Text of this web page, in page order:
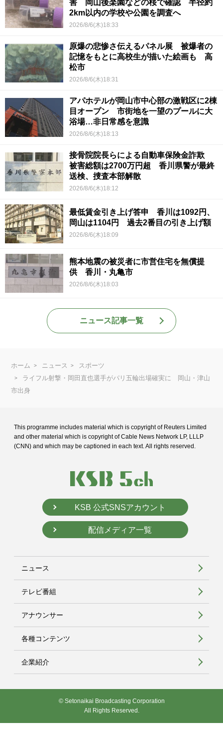
害 岡山後楽園などの桜で確認 半径約
2km以内の学校や公園を調査へ
2026/8/6(木)18:33
原爆の悲惨さ伝えるパネル展 被爆者の
記憶をもとに高校生が描いた絵画も 高
松市
2026/8/6(木)18:31
アパホテルが岡山市中心部の激戦区に2棟
目オープン 市街地を一望のプールに大
浴場…非日常感を意識
2026/8/6(木)18:13
接骨院院長らによる自動車保険金詐欺
被害総額は2700万円超 香川県警が最終
送検、捜査本部解散
2026/8/6(木)18:12
最低賃金引き上げ答申 香川は1092円、
岡山は1104円 過去2番目の引き上げ額
2026/8/6(木)18:09
熊本地震の被災者に市営住宅を無償提
供 香川・丸亀市
2026/8/6(木)18:03
ニュース記事一覧
ホーム ニュース
スポーツ
ライフル射撃・岡田直也選手がパリ五輪出場確実に 岡山・津山
市出身
This programme includes material which is copyright of Reuters Limited
and other material which is copyright of Cable News Network LP, LLLP
(CNN) and which may be captioned in each text. All rights reserved.
KSB 公式SNSアカウント
配信メディア一覧
ニュース
テレビ番組
アナウンサー
各種コンテンツ
企業紹介
© Setonaikai Broadcasting Corporation
All Rights Reserved.